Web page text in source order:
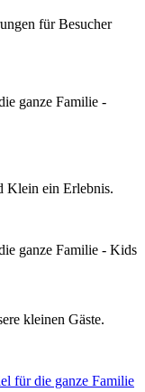
für Besucher
Klein ein Erlebnis.
kleinen Gäste.